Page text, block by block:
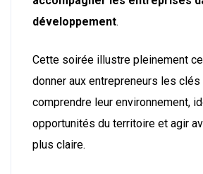
développement.
Cette soirée illustre pleinement
donner aux entrepreneurs les clés
comprendre leur environnement,
opportunités du territoire et agir
plus claire.